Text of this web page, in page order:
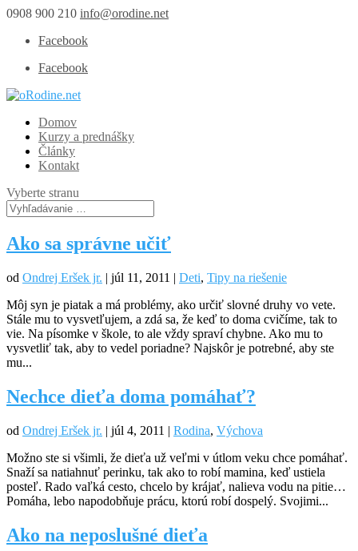
0908 900 210 info@orodine.net
Facebook
Facebook
Domov
Kurzy a prednášky
Články
Kontakt
Vyberte stranu
Ako sa správne učiť
od Ondrej Eršek jr. | júl 11, 2011 | Deti, Tipy na riešenie
Môj syn je piatak a má problémy, ako určiť slovné druhy vo vete.
Stále mu to vysvetľujem, a zdá sa, že keď to doma cvičíme, tak to
vie. Na písomke v škole, to ale vždy spraví chybne. Ako mu to
vysvetliť tak, aby to vedel poriadne? Najskôr je potrebné, aby ste
mu...
Nechce dieťa doma pomáhať?
od Ondrej Eršek jr. | júl 4, 2011 | Rodina, Výchova
Možno ste si všimli, že dieťa už veľmi v útlom veku chce pomáhať.
Snaží sa natiahnuť perinku, tak ako to robí mamina, keď ustiela
posteľ. Rado vaľká cesto, chcelo by krájať, nalieva vodu na pitie…
Pomáha, lebo napodobňuje prácu, ktorú robí dospelý. Svojimi...
Ako na neposlušné dieťa